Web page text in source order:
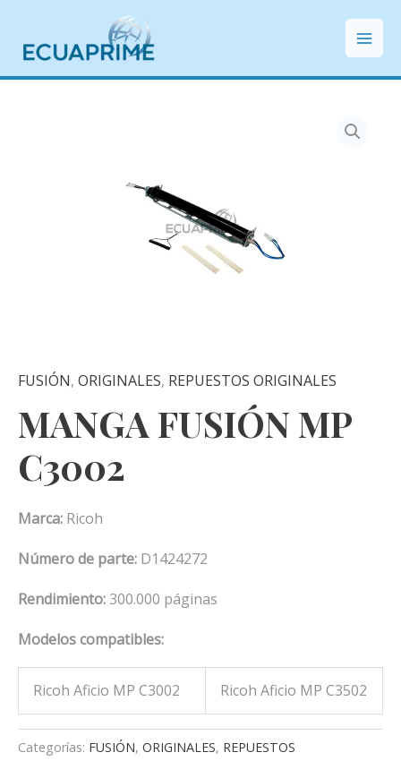
contenido
FUSIÓN, ORIGINALES, REPUESTOS ORIGINALES
MANGA FUSIÓN MP
C3002
Marca: Ricoh
Número de parte: D1424272
Rendimiento:300.000 páginas
Modelos compatibles:
Ricoh Aficio MP C3002 Ricoh Aficio MP C3502
Categorías: FUSIÓN, ORIGINALES, REPUESTOS